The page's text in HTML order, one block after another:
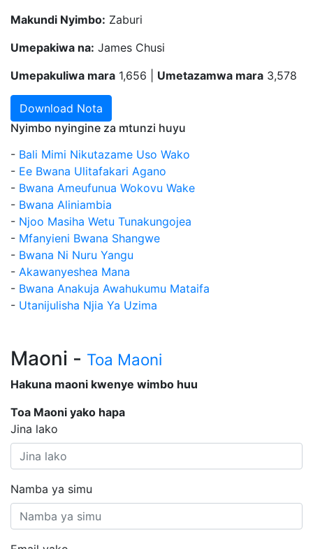
Makundi Nyimbo: Zaburi
Umepakiwa na: James Chusi
Umepakuliwa mara 1,656 | Umetazamwa mara 3,578
Download Nota
Nyimbo nyingine za mtunzi huyu
- Bali Mimi Nikutazame Uso Wako
- Ee Bwana Ulitafakari Agano
- Bwana Ameufunua Wokovu Wake
- Bwana Aliniambia
- Njoo Masiha Wetu Tunakungojea
- Mfanyieni Bwana Shangwe
- Bwana Ni Nuru Yangu
- Akawanyeshea Mana
- Bwana Anakuja Awahukumu Mataifa
- Utanijulisha Njia Ya Uzima
Maoni - Toa Maoni
Hakuna maoni kwenye wimbo huu
Toa Maoni yako hapa
Jina lako
Namba ya simu